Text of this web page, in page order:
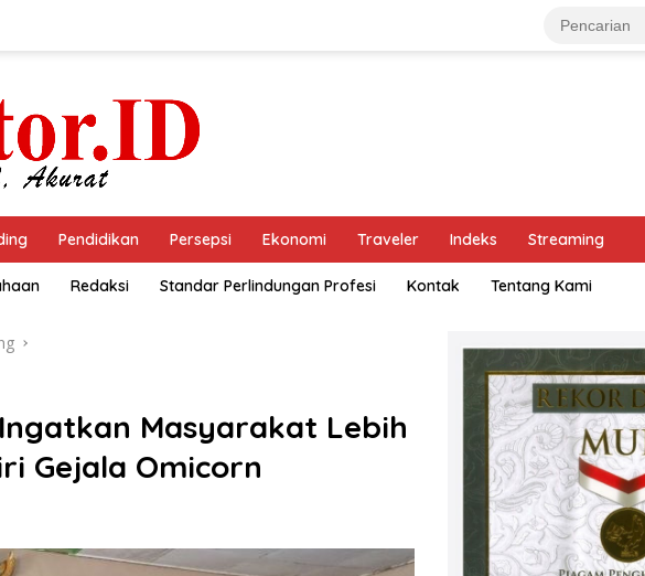
Pendidikan Persepsi Ekonomi Traveler Indeks Streaming
Redaksi Standar Perlindungan Profesi Kontak Tentang Kami
Masyarakat Lebih
Gejala Omicorn